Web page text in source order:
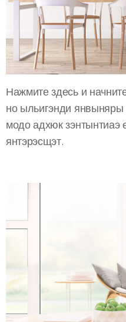
Нажмите здесь и
но ыльигэнди
модо адхюк
янтэрэсщэт.